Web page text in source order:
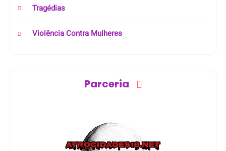
Tragédias
Violência Contra Mulheres
Parceria